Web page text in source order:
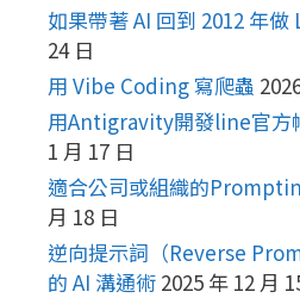
如果帶著 AI 回到 2012 年做
24 日
用 Vibe Coding 寫爬蟲
用Antigravity開發line官方
1 月 17 日
適合公司或組織的
月 18 日
逆向提示詞（Reverse
的 AI 溝通術 2025 年 12 月